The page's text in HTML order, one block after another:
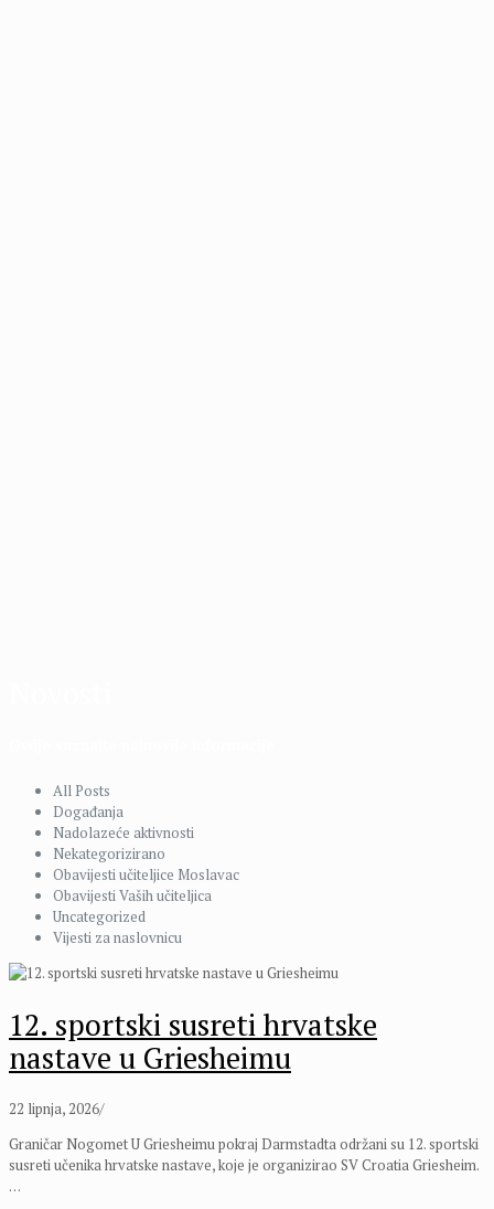
All Posts
Događanja
Nadolazeće aktivnosti
Nekategorizirano
Obavijesti učiteljice Moslavac
Obavijesti Vaših učiteljica
Uncategorized
Vijesti za naslovnicu
12. sportski susreti hrvatske
nastave u Griesheimu
22 lipnja, 2026/
Graničar Nogomet U Griesheimu pokraj Darmstadta održani su 12. sportski
susreti učenika hrvatske nastave, koje je organizirao SV Croatia Griesheim.
…